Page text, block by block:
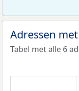
Adressen
Tabel met alle 6